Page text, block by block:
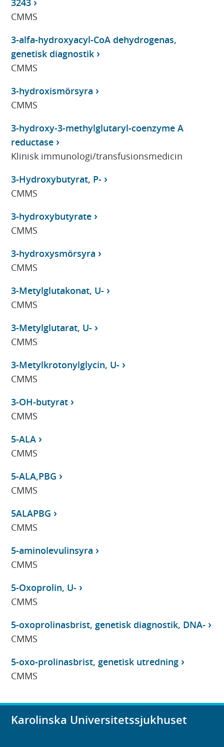
3243
CMMS
3-alfa-hydroxyacyl-CoA dehydrogenas,
genetisk diagnostik
CMMS
3-hydroxismörsyra
CMMS
3-hydroxy-3-methylglutaryl-coenzyme A
reductase
Klinisk immunologi/transfusionsmedicin
3-Hydroxybutyrat, P-
CMMS
3-hydroxybutyrate
CMMS
3-hydroxysmörsyra
CMMS
3-Metylglutakonat, U-
CMMS
3-Metylglutarat, U-
CMMS
3-Metylkrotonylglycin, U-
CMMS
3-OH-butyrat
CMMS
5-ALA
CMMS
5-ALA,PBG
CMMS
5ALAPBG
CMMS
5-aminolevulinsyra
CMMS
5-Oxoprolin, U-
CMMS
5-oxoprolinasbrist, genetisk diagnostik, DNA-
CMMS
5-oxo-prolinasbrist, genetisk utredning
CMMS
Karolinska Universitetssjukhuset